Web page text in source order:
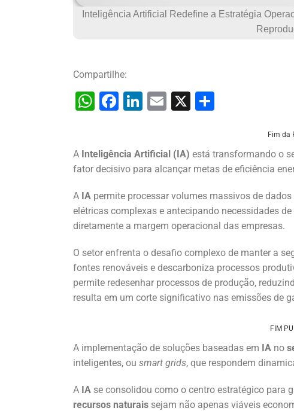
Inteligência Artificial Redefine a Estratégia
Compartilhe:
W
s
A
p
p
F
e
b
o
o
k
Li
e
dI
n
E
l
X
e
Fim da
A Inteligência Artificial (IA) está transformando o
fator decisivo para alcançar metas de eficiência
A IA permite processar volumes massivos de
elétricas complexas e antecipando necessidades
diretamente a margem operacional das empresas.
O setor enfrenta o desafio complexo de manter a
fontes renováveis e descarboniza processos
permite redesenhar processos de produção,
resulta em um corte significativo nas emissões de
FIM
A implementação de soluções baseadas em IA no
inteligentes, ou smart grids, que respondem
A IA se consolidou como o centro estratégico para
recursos naturais sejam não apenas viáveis